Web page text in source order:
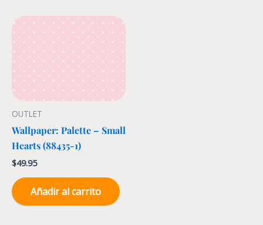
OUTLET
Wallpaper: Palette – Small
Hearts (88435-1)
$49.95
Añadir al carrito